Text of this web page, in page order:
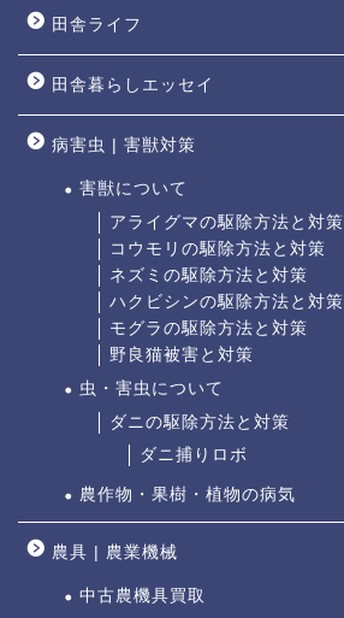
田舎ライフ
田舎暮らしエッセイ
病害虫 | 害獣対策
害獣について
アライグマの駆除方法と対策
コウモリの駆除方法と対策
ネズミの駆除方法と対策
ハクビシンの駆除方法と対策
モグラの駆除方法と対策
野良猫被害と対策
虫・害虫について
ダニの駆除方法と対策
ダニ捕りロボ
農作物・果樹・植物の病気
農具 | 農業機械
中古農機具買取